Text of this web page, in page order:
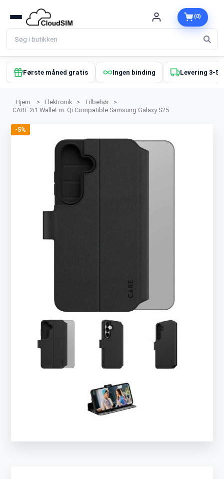
(0)
Første måned gratis Ingen binding Levering 3-5
Hjem > Elektronik > Tilbehør
>
CARE 2i1 Wallet m. Qi Compatible Samsung Galaxy S25
-5%